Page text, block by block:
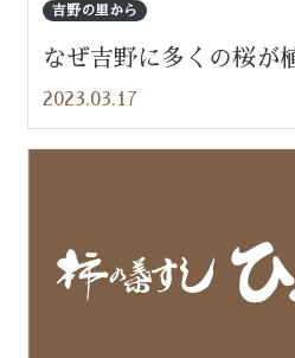
吉野の里から
なぜ吉野に多くの桜が
2023.03.17